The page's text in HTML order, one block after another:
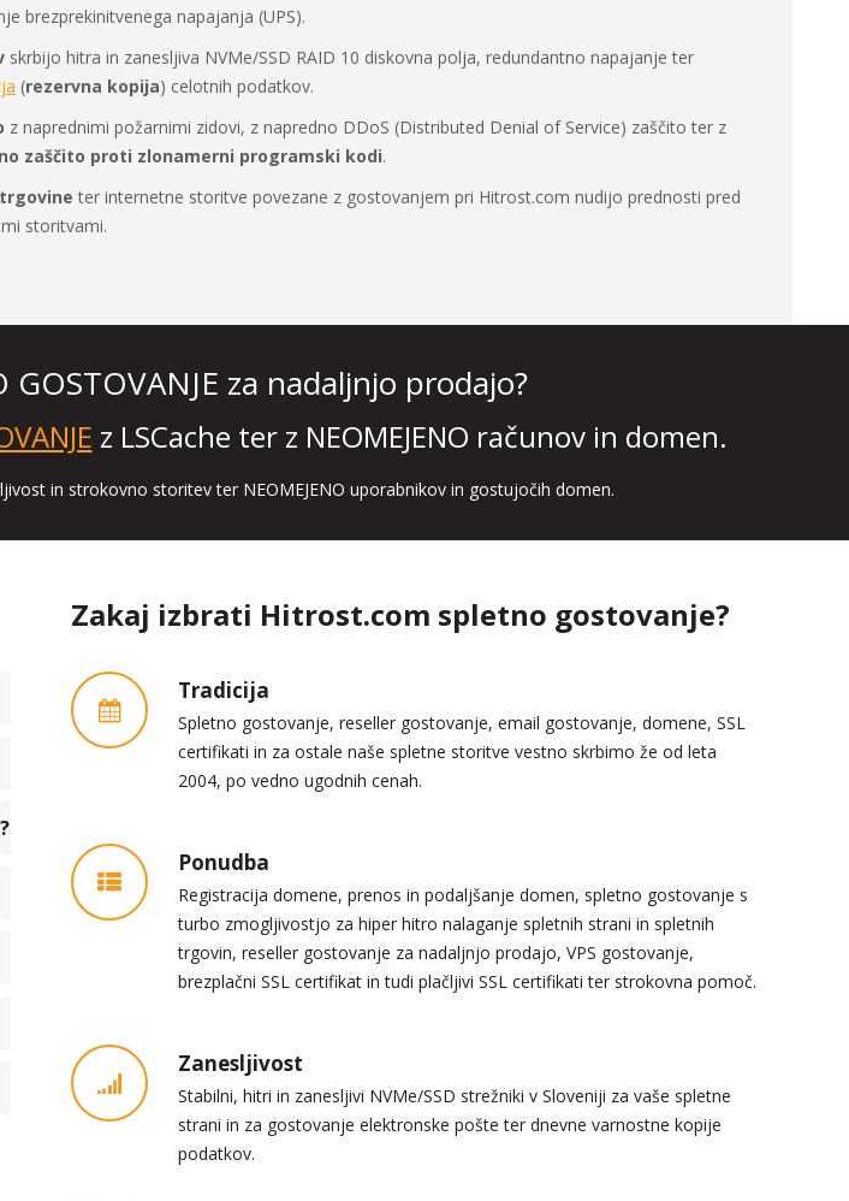
brezprekinitvenega napajanja (UPS).
skrbijo hitra in zanesljiva NVMe/SSD RAID 10 diskovna polja, redundantno napajanje ter
(rezervna kopija) celotnih podatkov.
z naprednimi požarnimi zidovi, z napredno DDoS (Distributed Denial of Service) zaščito ter z
zaščito proti zlonamerni programski kodi.
ter internetne storitve povezane z gostovanjem pri Hitrost.com nudijo prednosti pred
storitvami.
za nadaljnjo prodajo?
z LSCache ter z NEOMEJENO računov in domen.
in strokovno storitev ter NEOMEJENO uporabnikov in gostujočih domen.
Zakaj izbrati Hitrost.com spletno gostovanje?
Tradicija
Spletno gostovanje, reseller gostovanje, email gostovanje, domene, SSL
certifikati in za ostale naše spletne storitve vestno skrbimo že od leta
2004, po vedno ugodnih cenah.
Ponudba
Registracija domene, prenos in podaljšanje domen, spletno gostovanje s
turbo zmogljivostjo za hiper hitro nalaganje spletnih strani in spletnih
trgovin, reseller gostovanje za nadaljnjo prodajo, VPS gostovanje,
brezplačni SSL certifikat in tudi plačljivi SSL certifikati ter strokovna pomoč.
Zanesljivost
Stabilni, hitri in zanesljivi NVMe/SSD strežniki v Sloveniji za vaše spletne
strani in za gostovanje elektronske pošte ter dnevne varnostne kopije
podatkov.